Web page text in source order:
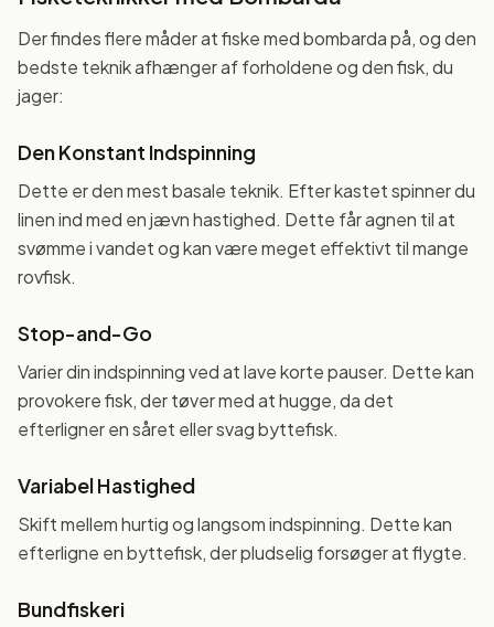
Der findes flere måder at fiske med bombarda på, og den
bedste teknik afhænger af forholdene og den fisk, du
jager:
Den Konstant Indspinning
Dette er den mest basale teknik. Efter kastet spinner du
linen ind med en jævn hastighed. Dette får agnen til at
svømme i vandet og kan være meget effektivt til mange
rovfisk.
Stop-and-Go
Varier din indspinning ved at lave korte pauser. Dette kan
provokere fisk, der tøver med at hugge, da det
efterligner en såret eller svag byttefisk.
Variabel Hastighed
Skift mellem hurtig og langsom indspinning. Dette kan
efterligne en byttefisk, der pludselig forsøger at flygte.
Bundfiskeri